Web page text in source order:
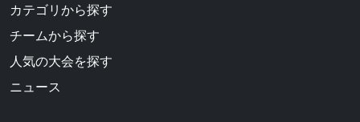
カテゴリから探す
チームから探す
人気の大会を探す
ニュース